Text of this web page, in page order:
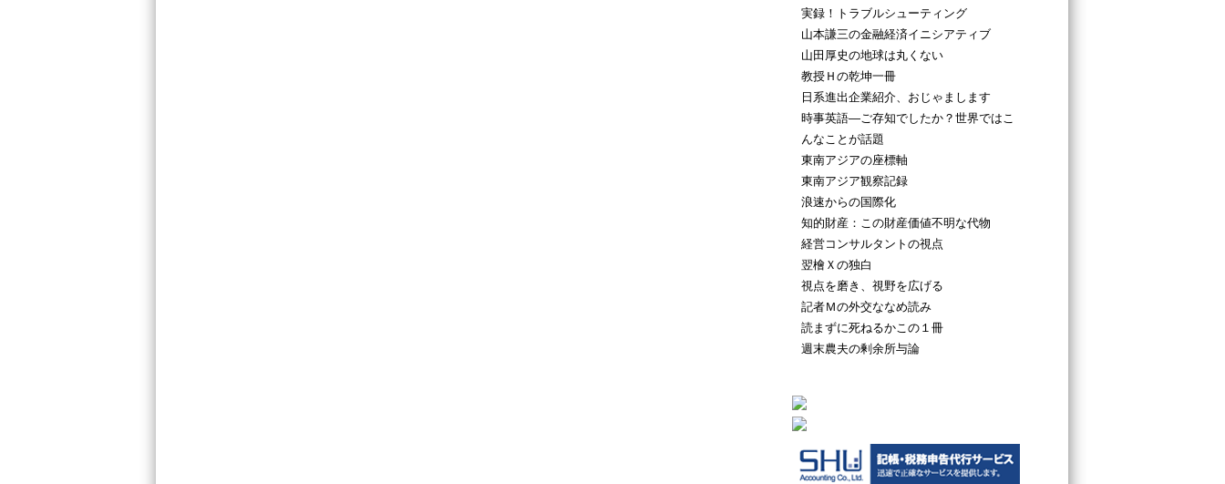
実録！トラブルシューティング
山本謙三の金融経済イニシアティブ
山田厚史の地球は丸くない
教授Ｈの乾坤一冊
日系進出企業紹介、おじゃまします
時事英語―ご存知でしたか？世界ではこ
んなことが話題
東南アジアの座標軸
東南アジア観察記録
浪速からの国際化
知的財産：この財産価値不明な代物
経営コンサルタントの視点
翌檜Ｘの独白
視点を磨き、視野を広げる
記者Ｍの外交ななめ読み
読まずに死ねるかこの１冊
週末農夫の剰余所与論